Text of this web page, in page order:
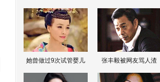
她曾做过9次试管婴儿 张丰毅被网友骂人渣